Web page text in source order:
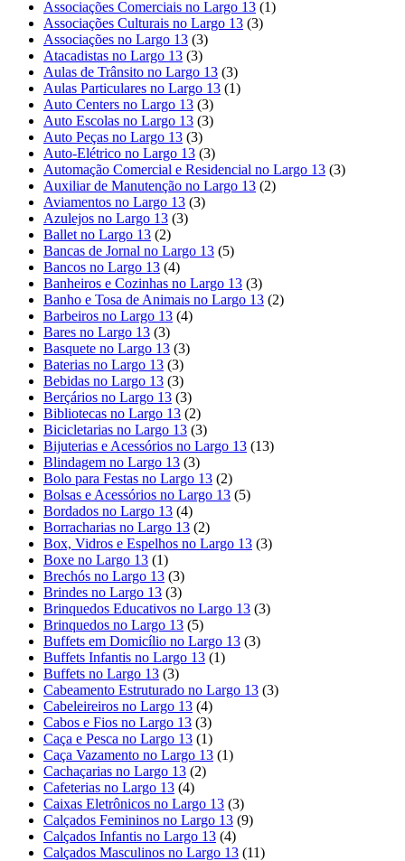
Associações Comerciais no Largo 13 (1)
Associações Culturais no Largo 13 (3)
Associações no Largo 13 (3)
Atacadistas no Largo 13 (3)
Aulas de Trânsito no Largo 13 (3)
Aulas Particulares no Largo 13 (1)
Auto Centers no Largo 13 (3)
Auto Escolas no Largo 13 (3)
Auto Peças no Largo 13 (3)
Auto-Elétrico no Largo 13 (3)
Automação Comercial e Residencial no Largo 13 (3)
Auxiliar de Manutenção no Largo 13 (2)
Aviamentos no Largo 13 (3)
Azulejos no Largo 13 (3)
Ballet no Largo 13 (2)
Bancas de Jornal no Largo 13 (5)
Bancos no Largo 13 (4)
Banheiros e Cozinhas no Largo 13 (3)
Banho e Tosa de Animais no Largo 13 (2)
Barbeiros no Largo 13 (4)
Bares no Largo 13 (3)
Basquete no Largo 13 (3)
Baterias no Largo 13 (3)
Bebidas no Largo 13 (3)
Berçários no Largo 13 (3)
Bibliotecas no Largo 13 (2)
Bicicletarias no Largo 13 (3)
Bijuterias e Acessórios no Largo 13 (13)
Blindagem no Largo 13 (3)
Bolo para Festas no Largo 13 (2)
Bolsas e Acessórios no Largo 13 (5)
Bordados no Largo 13 (4)
Borracharias no Largo 13 (2)
Box, Vidros e Espelhos no Largo 13 (3)
Boxe no Largo 13 (1)
Brechós no Largo 13 (3)
Brindes no Largo 13 (3)
Brinquedos Educativos no Largo 13 (3)
Brinquedos no Largo 13 (5)
Buffets em Domicílio no Largo 13 (3)
Buffets Infantis no Largo 13 (1)
Buffets no Largo 13 (3)
Cabeamento Estruturado no Largo 13 (3)
Cabeleireiros no Largo 13 (4)
Cabos e Fios no Largo 13 (3)
Caça e Pesca no Largo 13 (1)
Caça Vazamento no Largo 13 (1)
Cachaçarias no Largo 13 (2)
Cafeterias no Largo 13 (4)
Caixas Eletrônicos no Largo 13 (3)
Calçados Femininos no Largo 13 (9)
Calçados Infantis no Largo 13 (4)
Calçados Masculinos no Largo 13 (11)